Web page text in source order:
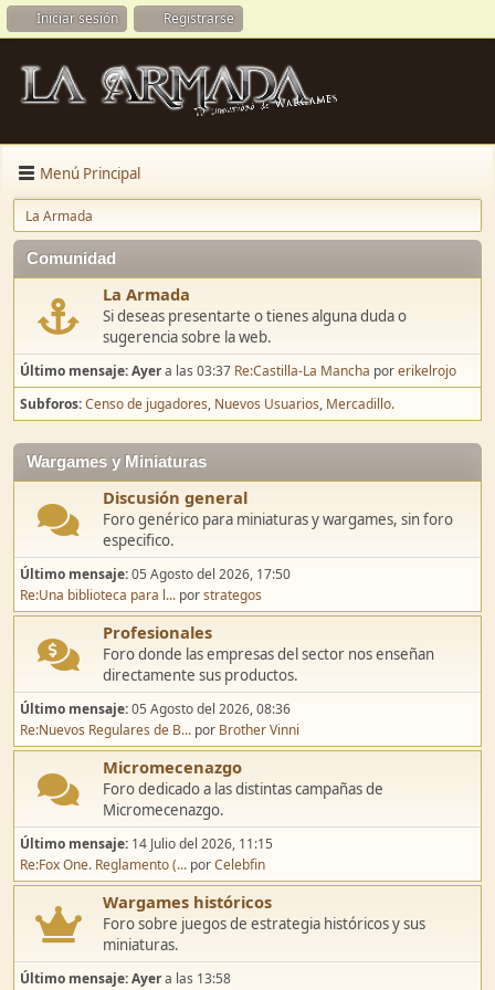
Iniciar sesión Registrarse
Menú Principal
La Armada
Comunidad
La Armada
Si deseas presentarte o tienes alguna duda o
sugerencia sobre la web.
Último mensaje:Ayera las 03:37 Re:Castilla-La Mancha porerikelrojo
Subforos Censo de jugadores Nuevos Usuarios Mercadillo.
Wargames y Miniaturas
Discusión general
Foro genérico para miniaturas y wargames, sin foro
especifico.
Último mensaje:05 Agosto del 2026, 17:50
Re:Una biblioteca para l... porstrategos
Profesionales
Foro donde las empresas del sector nos enseñan
directamente sus productos.
Último mensaje:05 Agosto del 2026, 08:36
Re:Nuevos Regulares de B... por Brother Vinni
Micromecenazgo
Foro dedicado a las distintas campañas de
Micromecenazgo.
Último mensaje: 14 Julio del 2026, 11:15
Re:Fox One. Reglamento (... porCelebfin
Wargames históricos
Foro sobre juegos de estrategia históricos y sus
miniaturas.
Último mensaje:Ayera las 13:58